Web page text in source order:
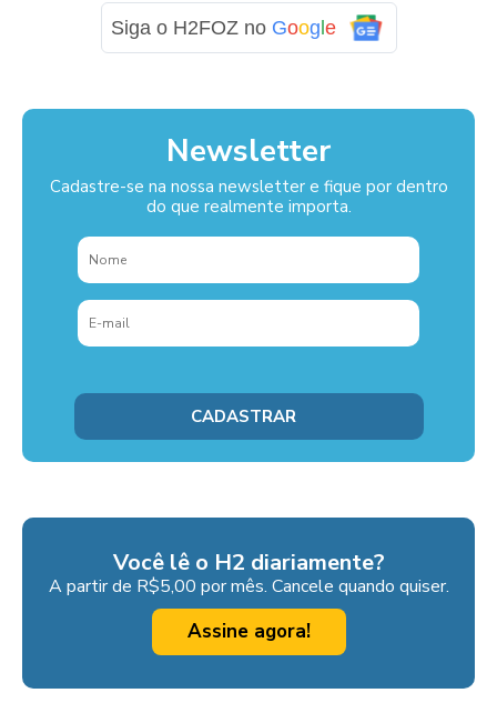
Siga o H2FOZ no Google
Newsletter
Cadastre-se na nossa newsletter e fique por dentro
do que realmente importa.
Você lê o H2 diariamente?
A partir de R$5,00 por mês. Cancele quando quiser.
Assine agora!